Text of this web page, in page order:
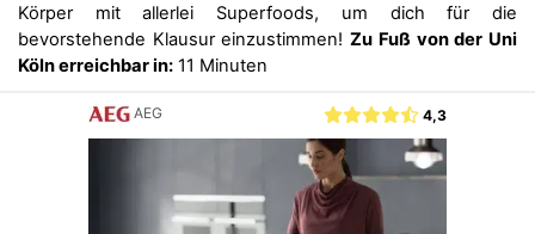
Körper mit allerlei Superfoods, um dich für die
bevorstehende Klausur einzustimmen!Zu Fuß von der Uni
Köln erreichbar in: 11 Minuten